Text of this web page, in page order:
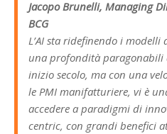
Jacopo Brunelli, Managing
BCG
L’AI sta ridefinendo i modelli
una profondità
inizio secolo, ma con una
le PMI manifatturiere, vi è
accedere a paradigmi di
centric, con grandi benefici